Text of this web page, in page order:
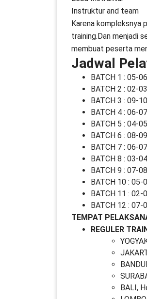
Instruktur and team
Karena kompleksnya
training.Dan menjadi
membuat peserta
Jadwal
BATCH 1 : 05-
BATCH 2 : 02-
BATCH 3 : 09-
BATCH 4 : 06-
BATCH 5 : 04-
BATCH 6 : 08-
BATCH 7 : 06-
BATCH 8 : 03-
BATCH 9 : 07-
BATCH 10 :
BATCH 11 :
BATCH 12 :
TEMPAT
REGULER
BALI,